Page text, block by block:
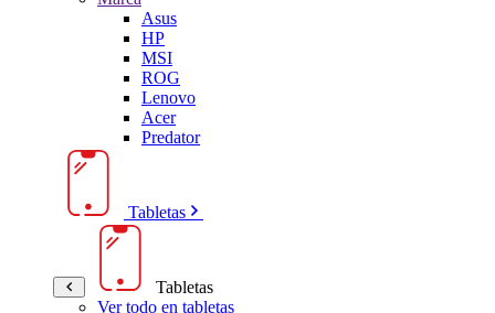
Asus
HP
MSI
ROG
Lenovo
Acer
Predator
Tabletas
Tabletas
Ver todo en tabletas